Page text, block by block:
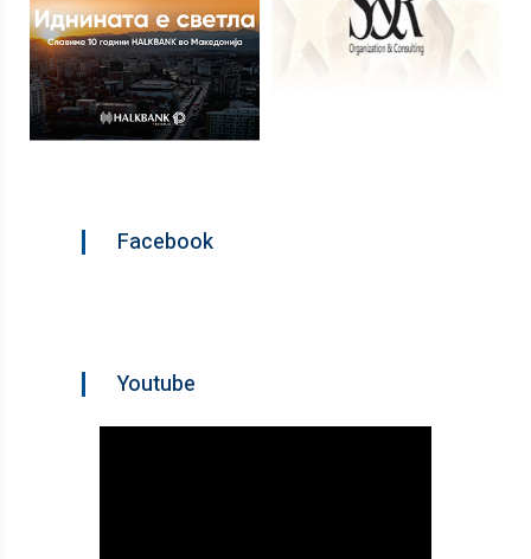
Facebook
Youtube